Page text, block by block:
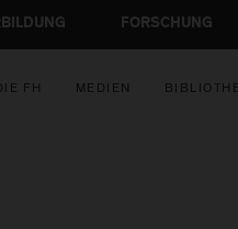
FORSCHUNG
FH MEDIEN